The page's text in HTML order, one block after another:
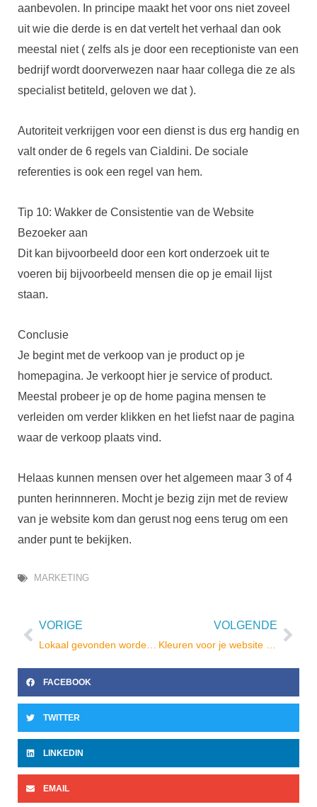
aanbevolen. In principe maakt het voor ons niet zoveel
uit wie die derde is en dat vertelt het verhaal dan ook
meestal niet ( zelfs als je door een receptioniste van een
bedrijf wordt doorverwezen naar haar collega die ze als
specialist betiteld, geloven we dat ).
Autoriteit verkrijgen voor een dienst is dus erg handig en
valt onder de 6 regels van Cialdini. De sociale
referenties is ook een regel van hem.
Tip 10: Wakker de Consistentie van de Website
Bezoeker aan
Dit kan bijvoorbeeld door een kort onderzoek uit te
voeren bij bijvoorbeeld mensen die op je email lijst
staan.
Conclusie
Je begint met de verkoop van je product op je
homepagina. Je verkoopt hier je service of product.
Meestal probeer je op de home pagina mensen te
verleiden om verder klikken en het liefst naar de pagina
waar de verkoop plaats vind.
Helaas kunnen mensen over het algemeen maar 3 of 4
punten herinnneren. Mocht je bezig zijn met de review
van je website kom dan gerust nog eens terug om een
ander punt te bekijken.
MARKETING
Vorige
VORIGE
Lokaal gevonden worden met je bedrijf, lokale SEO
VOLGENDE
FACEBOOK
TWITTER
LINKEDIN
EMAIL